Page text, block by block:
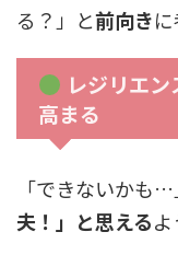
る？」と前向き
レジリエ
高まる
「できないかも…
夫！」と思えるよ